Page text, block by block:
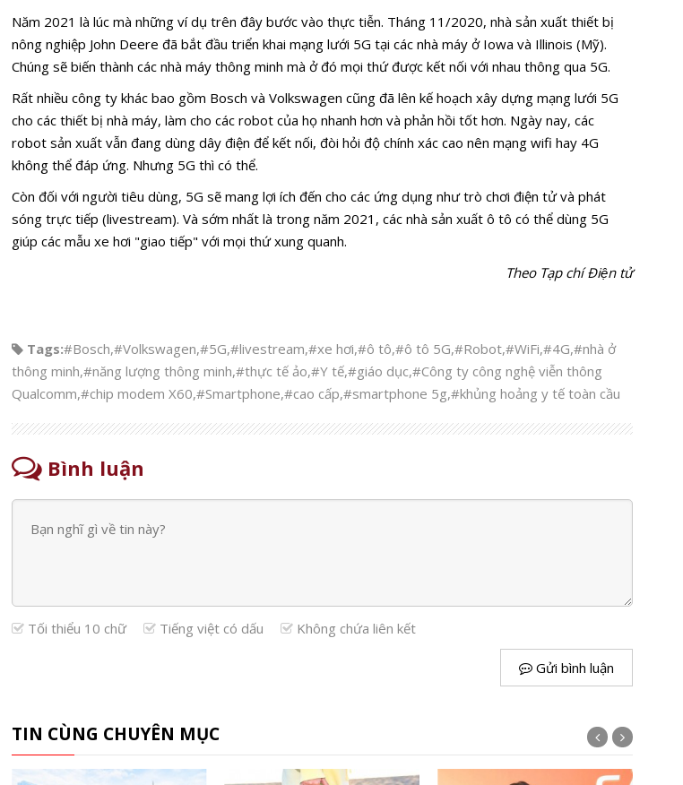
Năm 2021 là lúc mà những ví dụ trên đây bước vào thực tiễn. Tháng 11/2020, nhà sản xuất thiết bị
nông nghiệp John Deere đã bắt đầu triển khai mạng lưới 5G tại các nhà máy ở Iowa và Illinois (Mỹ).
Chúng sẽ biến thành các nhà máy thông minh mà ở đó mọi thứ được kết nối với nhau thông qua 5G.
Rất nhiều công ty khác bao gồm Bosch và Volkswagen cũng đã lên kế hoạch xây dựng mạng lưới 5G
cho các thiết bị nhà máy, làm cho các robot của họ nhanh hơn và phản hồi tốt hơn. Ngày nay, các
robot sản xuất vẫn đang dùng dây điện để kết nối, đòi hỏi độ chính xác cao nên mạng wifi hay 4G
không thể đáp ứng. Nhưng 5G thì có thể.
Còn đối với người tiêu dùng, 5G sẽ mang lợi ích đến cho các ứng dụng như trò chơi điện tử và phát
sóng trực tiếp (livestream). Và sớm nhất là trong năm 2021, các nhà sản xuất ô tô có thể dùng 5G
giúp các mẫu xe hơi "giao tiếp" với mọi thứ xung quanh.
Theo Tạp chí Điện tử
Tags:#Bosch,#Volkswagen,#5G,#livestream,#xe hơi,#ô tô,#ô tô 5G,#Robot,#WiFi,#4G,#nhà ở
thông minh,#năng lượng thông minh,#thực tế ảo,#Y tế,#giáo dục,#Công ty công nghệ viễn thông
Qualcomm,#chip modem X60,#Smartphone,#cao cấp,#smartphone 5g,#khủng hoảng y tế toàn cầu
Bình luận
Tối thiểu 10 chữ Tiếng việt có dấu Không chứa liên kết
Gửi bình luận
TIN CÙNG CHUYÊN MỤC